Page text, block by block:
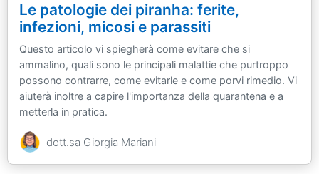
Le patologie dei piranha: ferite,
infezioni, micosi e parassiti
Questo articolo vi spiegherà come evitare che si
ammalino, quali sono le principali malattie che purtroppo
possono contrarre, come evitarle e come porvi rimedio. Vi
aiuterà inoltre a capire l'importanza della quarantena e a
metterla in pratica.
dott.sa Giorgia Mariani